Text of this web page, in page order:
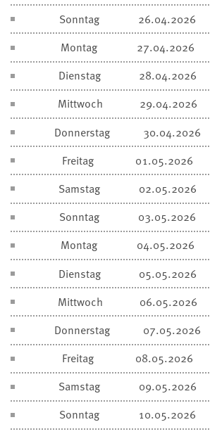
Sonntag
26.04.2026
Montag
27.04.2026
Dienstag
28.04.2026
Mittwoch
29.04.2026
Donnerstag
30.04.2026
Freitag
01.05.2026
Samstag
02.05.2026
Sonntag
03.05.2026
Montag
04.05.2026
Dienstag
05.05.2026
Mittwoch
06.05.2026
Donnerstag
07.05.2026
Freitag
08.05.2026
Samstag
09.05.2026
Sonntag
10.05.2026